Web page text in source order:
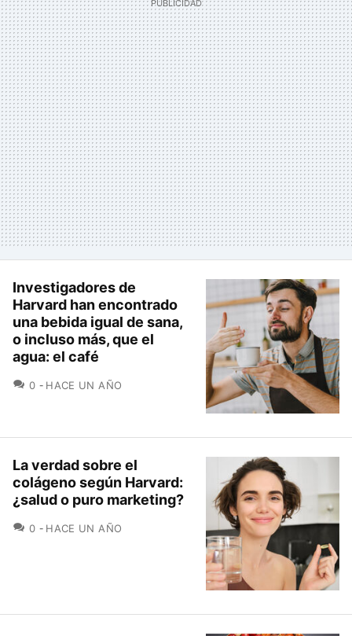
Investigadores de
Harvard han encontrado
una bebida igual de sana,
o incluso más, que el
agua: el café
0 COMENTARIOS
HACE UN AÑO
La verdad sobre el
colágeno según Harvard:
¿salud o puro marketing?
0 COMENTARIOS
HACE UN AÑO